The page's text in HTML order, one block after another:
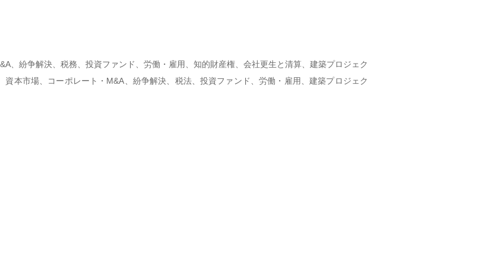
、紛争解決、税務、投資ファンド、労働・雇用、知的財産権、会社更生と清算、建築プロジェク
資本市場、コーポレート・M&A、紛争解決、税法、投資ファンド、労働・雇用、建築プロジェク